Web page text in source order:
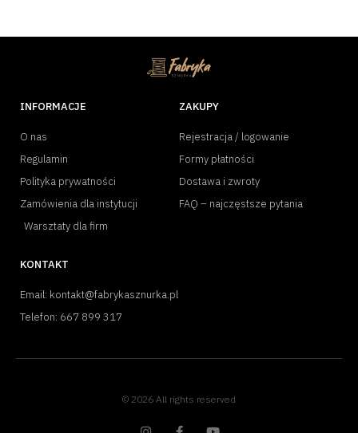
INFORMACJE
O nas
Regulamin
Polityka prywatności
Zamówienia dla instytucji
Warsztaty dla firm
ZAKUPY
Rejestracja / logowanie
Formy płatności
Dostawa i zwroty
FAQ – najczęstsze pytania
KONTAKT
Email: kontakt@fabrykasznurka.pl
Telefon: 667 899 317
© 2026 All rights reserved